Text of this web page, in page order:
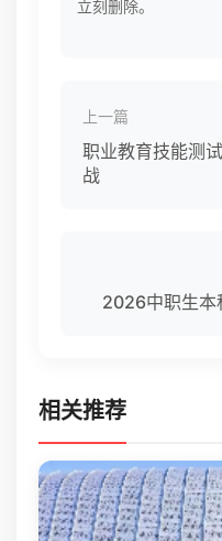
立刻删除。
上一篇
职业教育技能测
战
2026中职生本
相关推荐